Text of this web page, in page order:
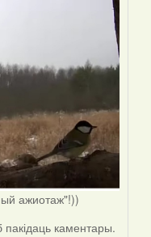
ажиотаж"!))
пакідаць каментары.